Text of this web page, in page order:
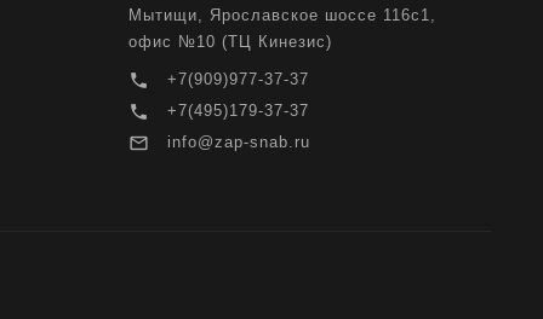
Мытищи, Ярославское шоссе 116с1,
офис №10 (ТЦ Кинезис)
local_phone +7(909)977-37-37
local_phone +7(495)179-37-37
mail_outline info@zap-snab.ru